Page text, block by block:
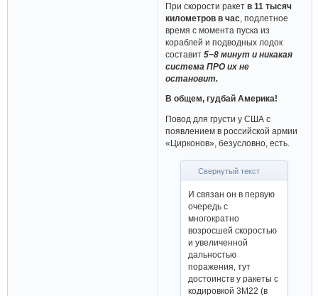
При скорости ракетв 11 тысяч
километров в час , подлетное
время с момента пуска из
кораблей и подводных лодок
составит5−8 минут и никакая
система ПРО их не
остановит.
В общем, гудбай Америка!
Повод для грусти у США с
появлением в российской армии
«Цирконов», безусловно, есть.
Свернутый текст
И связан он в первую
очередь с
многократно
возросшей скоростью
и увеличенной
дальностью
поражения, тут
достоинств у ракеты с
кодировкой 3М22 (в